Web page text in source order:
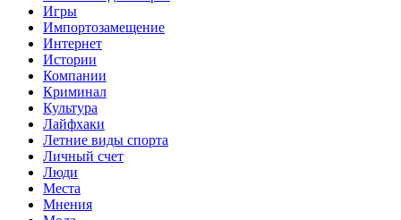
Игры
Импортозамещение
Интернет
Истории
Компании
Криминал
Культура
Лайфхаки
Летние виды спорта
Личный счет
Люди
Места
Мнения